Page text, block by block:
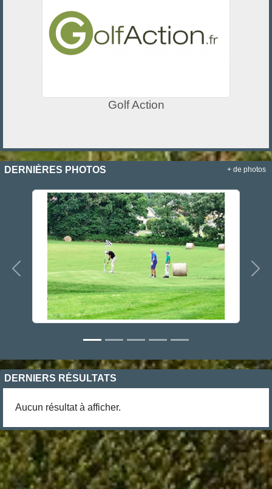
Golf Action
DERNIÈRES PHOTOS
Précedent
+ de photos
DERNIERS RÉSULTATS
Aucun résultat à afficher.